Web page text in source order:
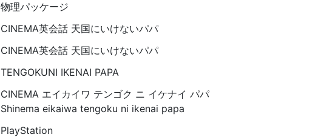
物理パッケージ
CINEMA英会話 天国にいけないパパ
CINEMA英会話 天国にいけないパパ
TENGOKUNI IKENAI PAPA
CINEMA エイカイワ テンゴク ニ イケナイ パパ
Shinema eikaiwa tengoku ni ikenai papa
PlayStation